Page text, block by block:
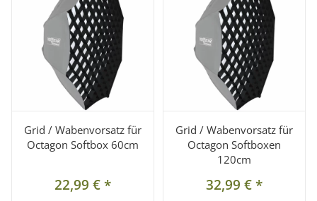
Grid / Wabenvorsatz für
Octagon Softbox 60cm
22,99 €*
Grid / Wabenvorsatz für
Octagon Softboxen
120cm
32,99 €*